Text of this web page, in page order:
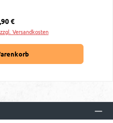
Preis:
€
Versandkosten